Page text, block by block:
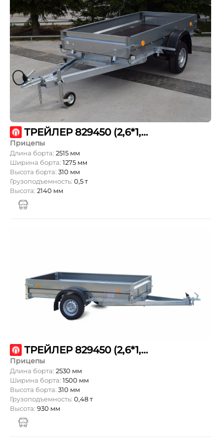
ТРЕЙЛЕР 829450 (2,6*1,3 ПРОРАБ)
Прицепы
Длина борта: 2515 мм
Ширина борта: 1275 мм
Высота борта: 310 мм
Грузоподъемность: 0,5 т
Высота: 2140 мм
ТРЕЙЛЕР 829450 (2,6*1,5 R13/РЕС)
Прицепы
Длина борта: 2530 мм
Ширина борта: 1500 мм
Высота борта: 310 мм
Грузоподъемность: 0,48 т
Высота: 930 мм